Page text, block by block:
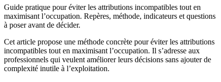
Guide pratique pour éviter les attributions incompatibles tout en
maximisant l’occupation. Repères, méthode, indicateurs et questions
à poser avant de décider.
Cet article propose une méthode concrète pour éviter les attributions
incompatibles tout en maximisant l’occupation. Il s’adresse aux
professionnels qui veulent améliorer leurs décisions sans ajouter de
complexité inutile à l’exploitation.